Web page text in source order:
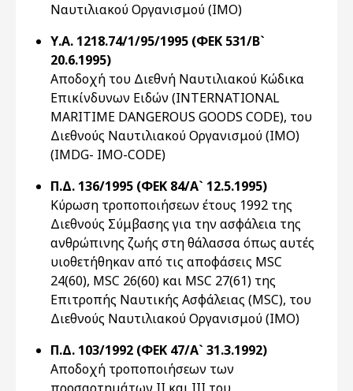
Ναυτιλιακού Οργανισμού (ΙΜΟ)
Υ.Α. 1218.74/1/95/1995 (ΦΕΚ 531/Β`
20.6.1995)
Aποδοχή του Διεθνή Ναυτιλιακού Κώδικα
Επικίνδυνων Ειδών (INTERNATIONAL
MARITIME DANGEROUS GOODS CODE), του
Διεθνούς Ναυτιλιακού Οργανισμού (IMO)
(IMDG- IMO-CODE)
Π.Δ. 136/1995 (ΦΕΚ 84/Α` 12.5.1995)
Κύρωση τροποποιήσεων έτους 1992 της
Διεθνούς Σύμβασης για την ασφάλεια της
ανθρώπινης ζωής στη θάλασσα όπως αυτές
υιοθετήθηκαν από τις αποφάσεις MSC
24(60), MSC 26(60) και MSC 27(61) της
Επιτροπής Ναυτικής Ασφάλειας (MSC), του
Διεθνούς Ναυτιλιακού Οργανισμού (ΙΜΟ)
Π.Δ. 103/1992 (ΦΕΚ 47/Α` 31.3.1992)
Αποδοχή τροποποιήσεων των